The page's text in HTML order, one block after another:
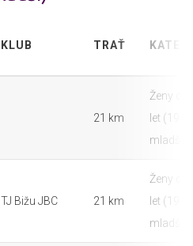
KLUB TRAŤ
21 km
Ženy do
let
mladší)
TJ Bižu JBC 21 km
Ženy do
let
mladší)